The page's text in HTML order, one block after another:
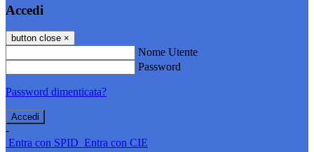
Accedi
button close ×
Nome Utente
Password
Password dimenticata?
-
Entra con SPID Entra con CIE